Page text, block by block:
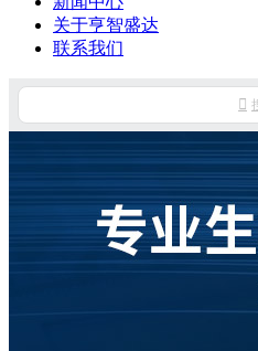
关于亨智盛达
联系我们
